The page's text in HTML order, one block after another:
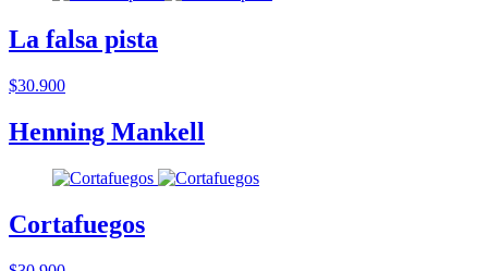
La falsa pista
$30.900
Henning Mankell
Cortafuegos